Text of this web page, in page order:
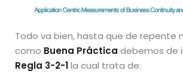
Todo va bien, hasta que de repente
como Buena Práctica debemos de
Regla 3-2-1la cual trata de: